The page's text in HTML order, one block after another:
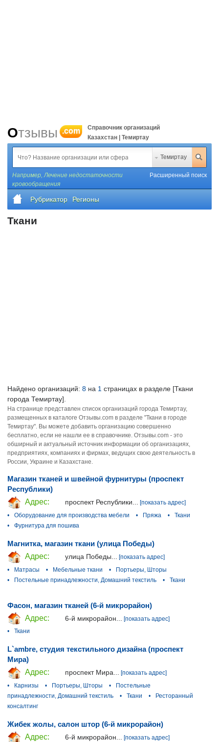
Отзывы .com
Справочник организаций
Казахстан | Темиртау
Темиртау
Например,Лечение недостаточности
кровообращения
Расширенный поиск
Рубрикатор Регионы
Ткани
Найдено организаций: 8 на 1 страницах в разделе [Ткани
города Темиртау].
На странице представлен список организаций города Темиртау,
размещенных в каталоге Отзывы.com в разделе "Ткани в городе
Темиртау". Вы можете добавить организацию совершенно
бесплатно, если не нашли ее в справочнике. Отзывы.com - это
обширный и актуальный источник информации об организациях,
предприятиях, компаниях и фирмах, ведущих свою деятельность в
России, Украине и Казахстане.
Магазин тканей и швейной фурнитуры (проспект
Республики)
Адрес:
проспект Республики...
[показать адрес]
•
Оборудование для производства мебели • Пряжа •
Ткани
•
Фурнитура для пошива
Магнитка, магазин ткани (улица Победы)
Адрес:
улица Победы...
[показать адрес]
•
Матрасы • Мебельные ткани •
Портьеры, Шторы
•
Постельные принадлежности, Домашний текстиль • Ткани
Фасон, магазин тканей (6-й микрорайон)
Адрес:
6-й микрорайон...
[показать адрес]
•
Ткани
L`ambre, студия текстильного дизайна (проспект
Мира)
Адрес:
проспект Мира... [показать адрес]
•
Карнизы • Портьеры, Шторы •
Постельные
принадлежности, Домашний текстиль
• Ткани •
Ресторанный
консалтинг
Жибек жолы, салон штор (6-й микрорайон)
Адрес:
6-й микрорайон...
[показать адрес]